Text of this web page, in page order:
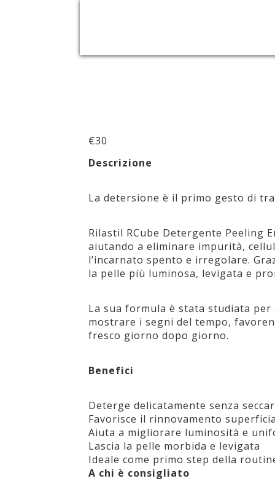
€30
Descrizione
La detersione è il primo gesto di
Rilastil RCube Detergente Peeling
aiutando a eliminare impurità,
l’incarnato spento e irregolare.
la pelle più luminosa, levigata e
La sua formula è stata studiata
mostrare i segni del tempo,
fresco giorno dopo giorno.
Benefici
Deterge delicatamente senza
Favorisce il rinnovamento
Aiuta a migliorare luminosità e
Lascia la pelle morbida e levigata
Ideale come primo step della
A chi è consigliato